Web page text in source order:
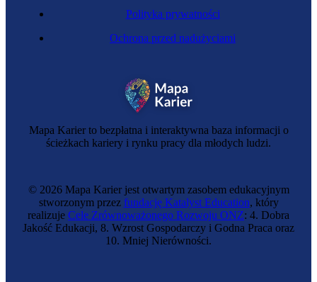
Mapa Karier to bezpłatna i interaktywna baza informacji o
ścieżkach kariery i rynku pracy dla młodych ludzi.
Polityka prywatności
Ochrona przed nadużyciami
© 2026 Mapa Karier jest otwartym zasobem edukacyjnym
stworzonym przez fundację Katalyst Education, który
realizuje Cele Zrównoważonego Rozwoju ONZ: 4. Dobra
Jakość Edukacji, 8. Wzrost Gospodarczy i Godna Praca oraz
10. Mniej Nierówności.